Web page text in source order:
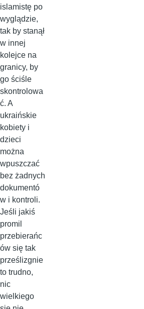
islamistę po
wyglądzie,
tak by stanął
w innej
kolejce na
granicy, by
go ściśle
skontrolowa
ć. A
ukraińskie
kobiety i
dzieci
można
wpuszczać
bez żadnych
dokumentó
w i kontroli.
Jeśli jakiś
promil
przebierańc
ów się tak
prześlizgnie
to trudno,
nic
wielkiego